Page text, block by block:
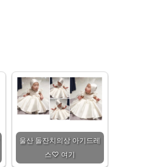
울산 돌잔치의상 아기드레
스♡ 여기